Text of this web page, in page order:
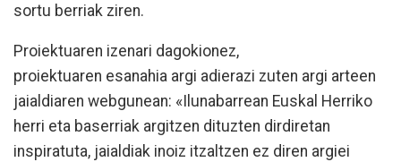
sortu berriak ziren.
Proiektuaren izenari dagokionez,
proiektuaren esanahia argi adierazi zuten argi arteen
jaialdiaren webgunean: «Ilunabarrean Euskal Herriko
herri eta baserriak argitzen dituzten dirdiretan
inspiratuta, jaialdiak inoiz itzaltzen ez diren argiei